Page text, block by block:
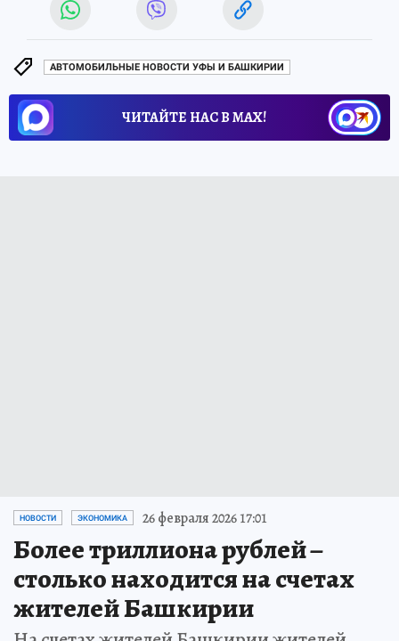
АВТОМОБИЛЬНЫЕ НОВОСТИ УФЫ И БАШКИРИИ
ЧИТАЙТЕ НАС В МАХ!
НОВОСТИ ЭКОНОМИКА 26 февраля 2026 17:01
Более триллиона рублей –
столько находится на счетах
жителей Башкирии